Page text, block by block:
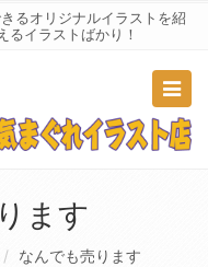
るオリジナルイラストを紹
るイラストばかり！
ます
なんでも売ります